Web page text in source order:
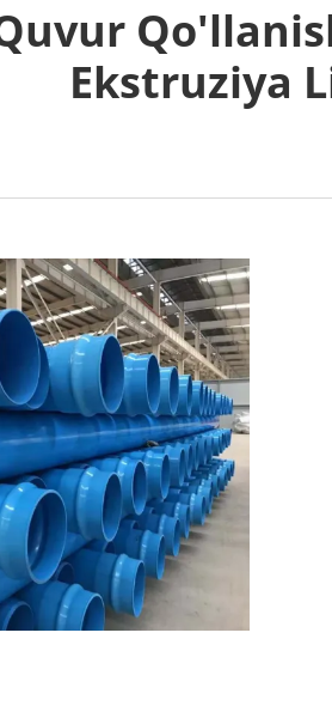
Ekstruziya